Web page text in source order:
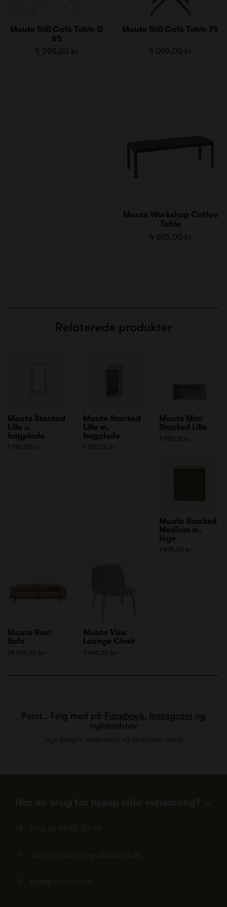
Muuto Still Café Table Ø
65
5 395,00 kr
Muuto Still Café Table 75
5 095,00 kr
Muuto Workshop Coffee
Table
4 695,00 kr
Relaterede produkter
Muuto Stacked
Lille u.
bagplade
1 195,00 kr
Muuto Stacked
Lille m.
bagplade
1 395,00 kr
Muuto Mini
Stacked Lille
1 195,00 kr
Muuto Stacked
Medium m.
låge
1 895,00 kr
Muuto Rest
Sofa
29 995,00 kr
Muuto Visu
Lounge Chair
3 695,00 kr
Pssst.. Følg med på Facebook, Instagram og
nyhedsbrev
Nye designs, inspiration og eksklusive tilbud